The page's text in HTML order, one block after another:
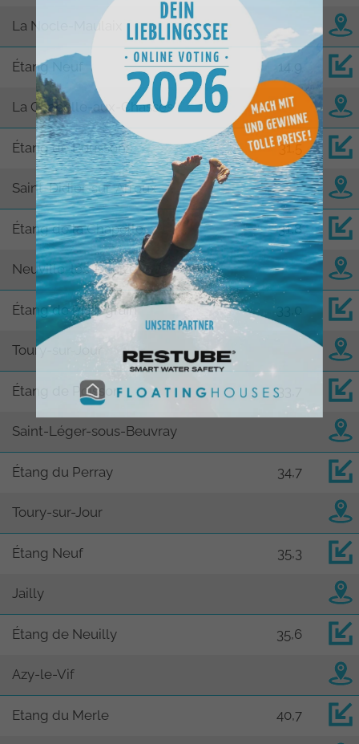
La Nocle-Maulaix
Étang Neuf 14,9
La Chapelle-aux-Chasses
Étang de Boussons 31,5
Saint-Didier-sur-Arroux
Étang de la Chapelle 31,8
Neuville-lès-Decize
Étang de Pissegrain 33,0
Toury-sur-Jour
Étang de Poisson 33,7
Saint-Léger-sous-Beuvray
Étang du Perray 34,7
Toury-sur-Jour
Étang Neuf 35,3
Jailly
Étang de Neuilly 35,6
Azy-le-Vif
Etang du Merle 40,7